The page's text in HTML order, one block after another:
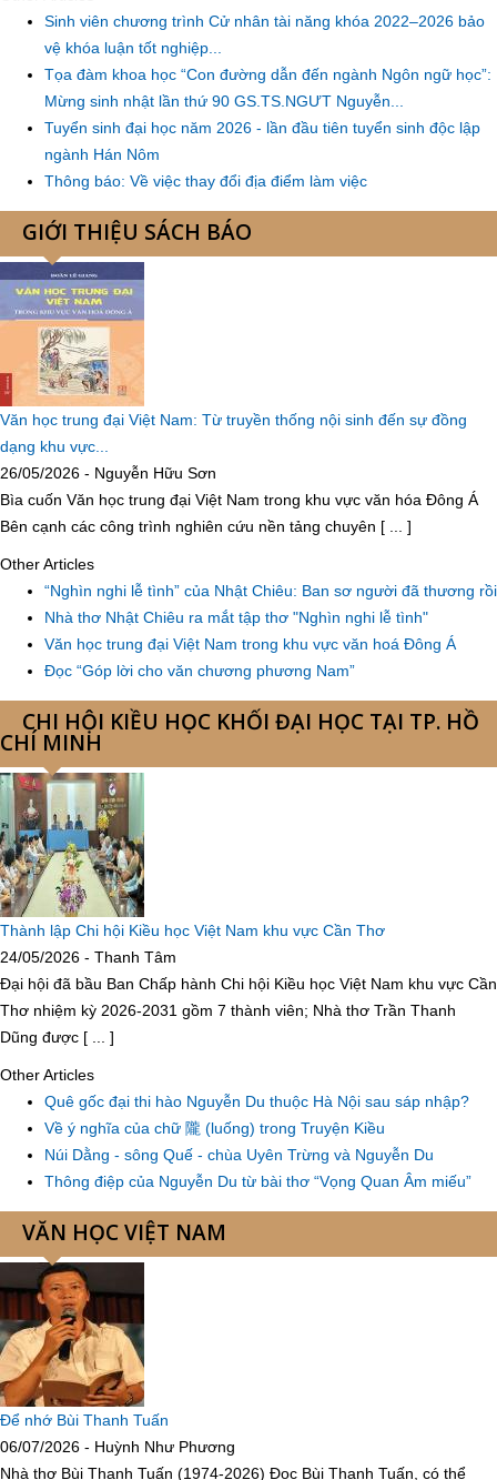
Sinh viên chương trình Cử nhân tài năng khóa 2022–2026 bảo
vệ khóa luận tốt nghiệp...
Tọa đàm khoa học “Con đường dẫn đến ngành Ngôn ngữ học”:
Mừng sinh nhật lần thứ 90 GS.TS.NGƯT Nguyễn...
Tuyển sinh đại học năm 2026 - lần đầu tiên tuyển sinh độc lập
ngành Hán Nôm
Thông báo: Về việc thay đổi địa điểm làm việc
GIỚI THIỆU SÁCH BÁO
Văn học trung đại Việt Nam: Từ truyền thống nội sinh đến sự đồng
dạng khu vực...
26/05/2026 - Nguyễn Hữu Sơn
Bìa cuốn Văn học trung đại Việt Nam trong khu vực văn hóa Đông Á
Bên cạnh các công trình nghiên cứu nền tảng chuyên [ ... ]
Other Articles
“Nghìn nghi lễ tình” của Nhật Chiêu: Ban sơ người đã thương rồi
Nhà thơ Nhật Chiêu ra mắt tập thơ "Nghìn nghi lễ tình"
Văn học trung đại Việt Nam trong khu vực văn hoá Đông Á
Đọc “Góp lời cho văn chương phương Nam”
CHI HỘI KIỀU HỌC KHỐI ĐẠI HỌC TẠI TP. HỒ
CHÍ MINH
Thành lập Chi hội Kiều học Việt Nam khu vực Cần Thơ
24/05/2026 - Thanh Tâm
Đại hội đã bầu Ban Chấp hành Chi hội Kiều học Việt Nam khu vực Cần
Thơ nhiệm kỳ 2026-2031 gồm 7 thành viên; Nhà thơ Trần Thanh
Dũng được [ ... ]
Other Articles
Quê gốc đại thi hào Nguyễn Du thuộc Hà Nội sau sáp nhập?
Về ý nghĩa của chữ 隴 (luống) trong Truyện Kiều
Núi Dằng - sông Quế - chùa Uyên Trừng và Nguyễn Du
Thông điệp của Nguyễn Du từ bài thơ “Vọng Quan Âm miếu”
VĂN HỌC VIỆT NAM
Để nhớ Bùi Thanh Tuấn
06/07/2026 - Huỳnh Như Phương
Nhà thơ Bùi Thanh Tuấn (1974-2026) Đọc Bùi Thanh Tuấn, có thể